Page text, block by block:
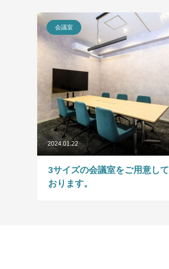
2024.01.22
会議室
3サイズの会議室をご用意して
おります。